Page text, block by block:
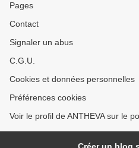
Pages
Contact
Signaler un abus
C.G.U.
Cookies et données personnelles
Préférences cookies
Voir le profil de ANTHEVA sur le